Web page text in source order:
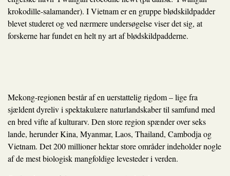
krokodille-salamander). I Vietnam er en gruppe blødskildpadder
blevet studeret og ved nærmere undersøgelse viser det sig, at
forskerne har fundet en helt ny art af blødskildpadderne.
Mekong-regionen består af en uerstattelig rigdom – lige fra
sjældent dyreliv i spektakulære naturlandskaber til samfund med
en bred vifte af kulturarv. Den store region spænder over seks
lande, herunder Kina, Myanmar, Laos, Thailand, Cambodja og
Vietnam. Det 200 millioner hektar store områder indeholder nogle
af de mest biologisk mangfoldige levesteder i verden.